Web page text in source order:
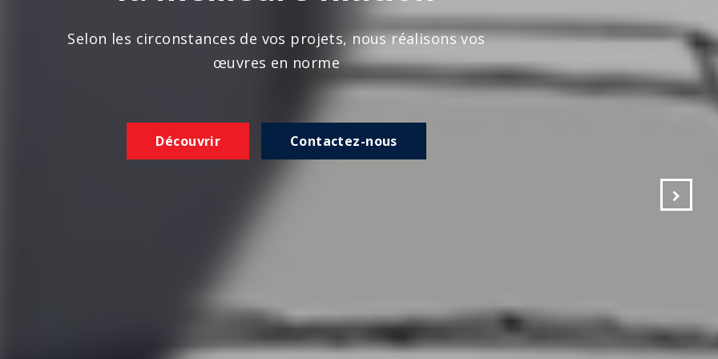
les circonstances de vos projets, nous réalisons vos
œuvres en norme
Contactez-nous